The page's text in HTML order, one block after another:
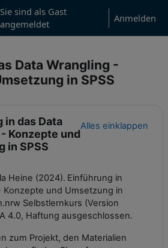
Sie sind als Gast
angemeldet
Anmelden
Data Wrangling -
in SPSS
in das Data
Konzepte und
in SPSS
Alles einklappen
Heine (2024). Einführung in
Konzepte und Umsetzung in
Selbstlernkurs (Version
4.0, Haftung ausgeschlossen.
zum Projekt, den Materialien